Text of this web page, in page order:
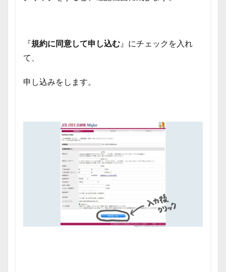
『規約に同意して申し込む 』にチェックを入れ
て、
申し込みをします。